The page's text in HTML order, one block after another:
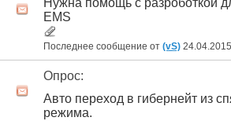
Нужна помощь с разроботкой
EMS
Последнее сообщение от (vS) 24.04.2015
Опрос:
Авто переход в гибернейт из
режима.